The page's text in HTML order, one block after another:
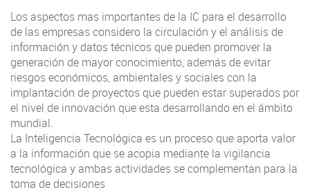
Los aspectos mas importantes de la IC para el desarrollo
de las empresas considero la circulación y el análisis de
información y datos técnicos que pueden promover la
generación de mayor conocimiento, además de evitar
riesgos económicos, ambientales y sociales con la
implantación de proyectos que pueden estar superados por
el nivel de innovación que esta desarrollando en el ámbito
mundial.
La Inteligencia Tecnológica es un proceso que aporta valor
a la información que se acopia mediante la vigilancia
tecnológica y ambas actividades se complementan para la
toma de decisiones